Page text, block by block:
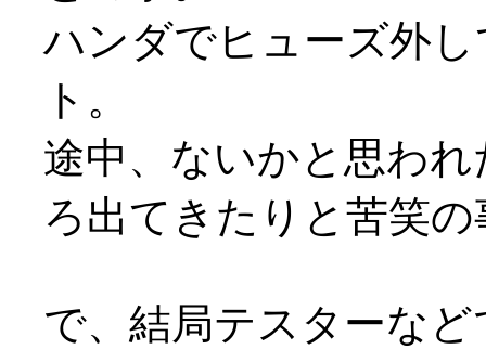
ハンダでヒューズ外
ト。
途中、ないかと思わ
ろ出てきたりと苦笑
で、結局テスターな